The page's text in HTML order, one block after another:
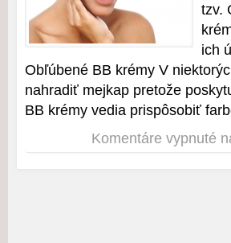
tzv.
ich
Obľúbené BB krémy V
nahradiť mejkap pretože
BB krémy vedia prispôsobiť
Komentáre vypnuté